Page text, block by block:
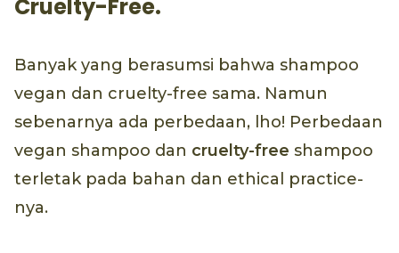
Cruelty-Free.
Banyak yang berasumsi bahwa shampoo
vegan dan cruelty-free sama. Namun
sebenarnya ada perbedaan, lho! Perbedaan
vegan shampoo dan cruelty-free shampoo
terletak pada bahan dan ethical practice-
nya.